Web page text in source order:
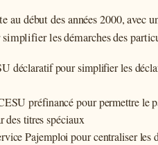
au début des années 2000, avec
les démarches des
déclaratif pour simplifier les
préfinancé pour permettre le
des titres spéciaux
Pajemploi pour centraliser les